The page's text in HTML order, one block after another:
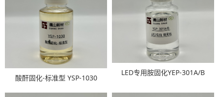
酸酐固化-标准型 YSP-1030
LED专用胺固化YEP-301A/B